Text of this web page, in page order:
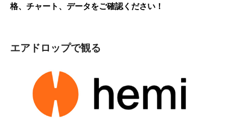
格、チャート、データをご確認ください！
エアドロップで観る